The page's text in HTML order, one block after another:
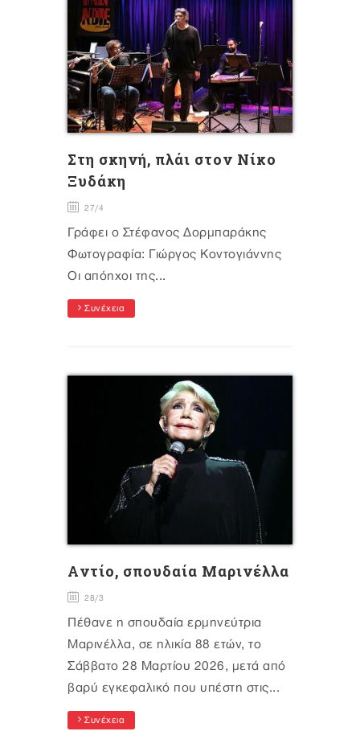
Στη σκηνή, πλάι στον Νίκο
Ξυδάκη
27/4
Γράφει ο Στέφανος Δορμπαράκης
Φωτογραφία: Γιώργος Κοντογιάννης
Οι απόηχοι της...
Συνέχεια
Aντίο, σπουδαία Μαρινέλλα
28/3
Πέθανε η σπουδαία ερμηνεύτρια
Μαρινέλλα, σε ηλικία 88 ετών, το
Σάββατο 28 Μαρτίου 2026, μετά από
βαρύ εγκεφαλικό που υπέστη στις...
Συνέχεια